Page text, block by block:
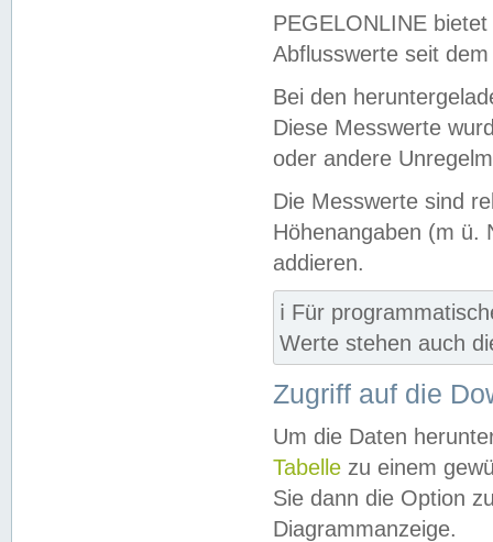
PEGELONLINE
Abflusswerte seit
Bei den
Diese Messwerte
oder andere
Die Messwerte sind
Höhenangaben (m ü.
addieren.
ℹ️ Für
Werte stehen auch
Zugriff auf die
Um die Daten
Tabelle zu einem
Sie dann die Option
Diagrammanzeige.